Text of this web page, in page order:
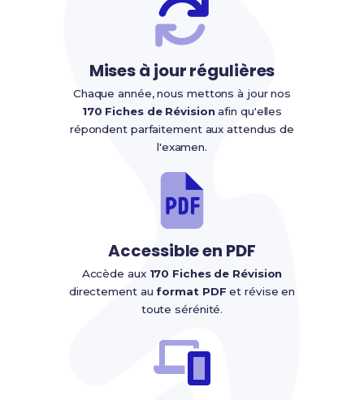
Mises à jour régulières
Chaque année, nous mettons à jour nos
170 Fiches de Révisionafin qu'elles
répondent parfaitement aux attendus de
l'examen.
Accessible en PDF
Accède aux 170 Fiches de Révision
directement auformat PDF et révise en
toute sérénité.